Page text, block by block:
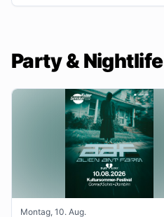
Party & Nightlife
Montag, 10. Aug.